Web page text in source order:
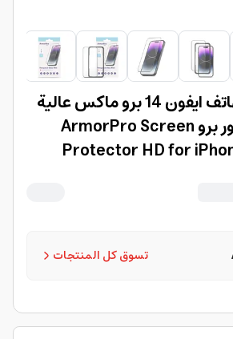
شاشة حماية لهاتف ايفون 14 برو ماكس عالية
الوضوح من أرمور برو ArmorPro Screen
Protector HD for
تسوق كل المنتجات